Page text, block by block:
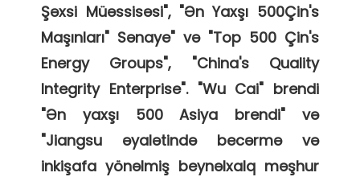
Şəxsi Müəssisəsi", "Ən Yaxşı 500Çin's
Maşınları" Sənaye" və "Top 500 Çin's
Energy Groups", "China's Quality
Integrity Enterprise". "Wu Cai" brendi
"Ən yaxşı 500 Asiya brendi" və
"Jiangsu əyalətində becərmə və
inkişafa yönəlmiş beynəlxalq məşhur